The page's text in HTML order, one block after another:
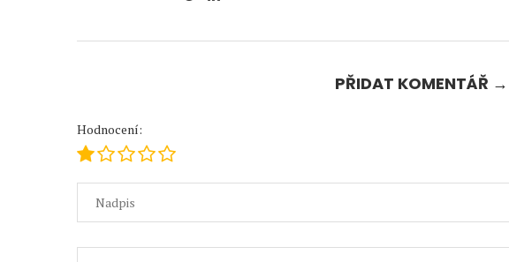
PŘIDAT KOMENTÁŘ →
Hodnocení: